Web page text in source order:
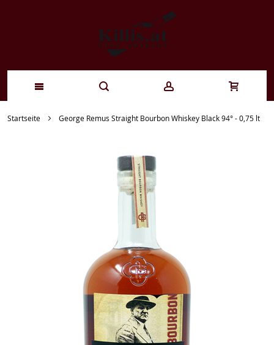
Zum
Startseite George Remus Straight Bourbon Whiskey Black 94° - 0,75 lt